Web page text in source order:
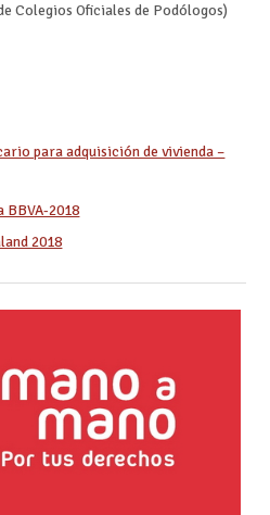
Colegios Oficiales de Podólogos)
para adquisición de vivienda –
BBVA-2018
2018